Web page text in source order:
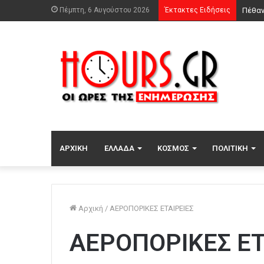
Πέμπτη, 6 Αυγούστου 2026 Έκτακτες Ειδήσεις
ΑΡΧΙΚΉ ΕΛΛΆΔΑ ΚΌΣΜΟΣ ΠΟΛΙΤΙΚΉ
Αρχική / ΑΕΡΟΠΟΡΙΚΕΣ ΕΤΑΙΡΕΙΕΣ
ΑΕΡΟΠΟΡΙΚΕΣ